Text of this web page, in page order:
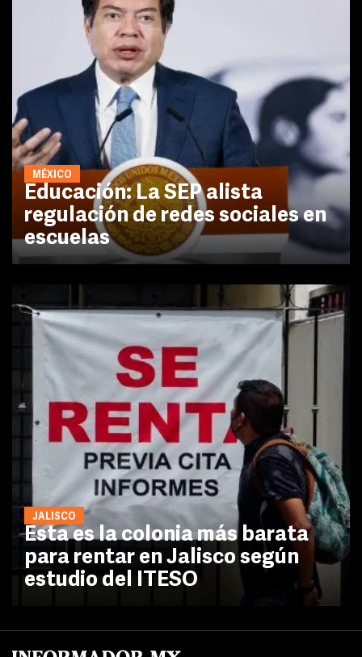
MÉXICO
Educación: La SEP alista
regulación de redes sociales en
escuelas
JALISCO
Esta es la colonia más barata
para rentar en Jalisco según
estudio del ITESO